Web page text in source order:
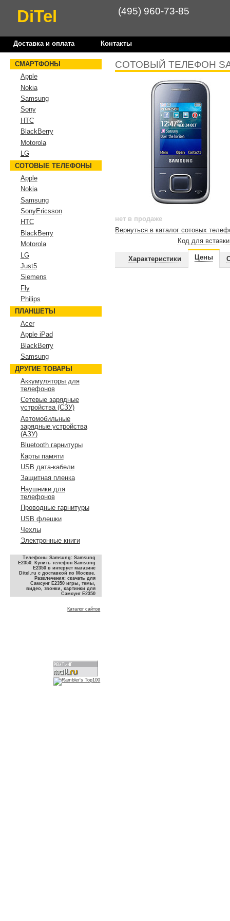
DiTel (495) 960-73-85
Доставка и оплата Контакты
СОТОВЫЙ ТЕЛЕФОН
нет в продаже
Вернуться в каталог сотовых
Код для
Характеристики Цены
СМАРТФОНЫ
Apple
Nokia
Samsung
Sony
HTC
BlackBerry
Motorola
LG
СОТОВЫЕ ТЕЛЕФОНЫ
Apple
Nokia
Samsung
SonyEricsson
HTC
BlackBerry
Motorola
LG
Just5
Siemens
Fly
Philips
ПЛАНШЕТЫ
Acer
Apple iPad
BlackBerry
Samsung
ДРУГИЕ ТОВАРЫ
Аккумуляторы для
телефонов
Сетевые зарядные
устройства (СЗУ)
Автомобильные
зарядные устройства
(АЗУ)
Bluetooth гарнитуры
Карты памяти
USB дата-кабели
Защитная пленка
Наушники для
телефонов
Проводные гарнитуры
USB флешки
Чехлы
Электронные книги
Телефоны Samsung: Samsung
E2350. Купить телефон Samsung
E2350 в интернет магазине
Ditel.ru с доставкой по Москве.
Развлечения: скачать для
Самсунг E2350 игры, темы,
видео, звонки, картинки для
Самсунг E2350
Каталог сайтов